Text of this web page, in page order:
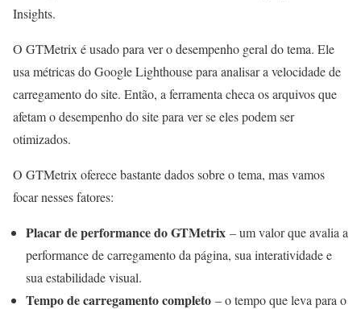
Insights.
O GTMetrix é usado para ver o desempenho geral do tema. Ele
usa métricas do Google Lighthouse para analisar a velocidade de
carregamento do site. Então, a ferramenta checa os arquivos que
afetam o desempenho do site para ver se eles podem ser
otimizados.
O GTMetrix oferece bastante dados sobre o tema, mas vamos
focar nesses fatores:
Placar de performance do GTMetrix – um valor que avalia a
performance de carregamento da página, sua interatividade e
sua estabilidade visual.
Tempo de carregamento completo – o tempo que leva para o